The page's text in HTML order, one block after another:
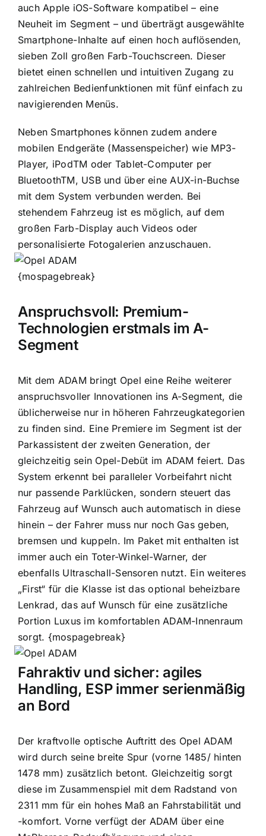
auch Apple iOS-Software kompatibel – eine
Neuheit im Segment – und überträgt ausgewählte
Smartphone-Inhalte auf einen hoch auflösenden,
sieben Zoll großen Farb-Touchscreen. Dieser
bietet einen schnellen und intuitiven Zugang zu
zahlreichen Bedienfunktionen mit fünf einfach zu
navigierenden Menüs.
Neben Smartphones können zudem andere
mobilen Endgeräte (Massenspeicher) wie MP3-
Player, iPodTM oder Tablet-Computer per
BluetoothTM, USB und über eine AUX-in-Buchse
mit dem System verbunden werden. Bei
stehendem Fahrzeug ist es möglich, auf dem
großen Farb-Display auch Videos oder
personalisierte Fotogalerien anzuschauen.
{mospagebreak}
Anspruchsvoll: Premium-
Technologien erstmals im A-
Segment
Mit dem ADAM bringt Opel eine Reihe weiterer
anspruchsvoller Innovationen ins A-Segment, die
üblicherweise nur in höheren Fahrzeugkategorien
zu finden sind. Eine Premiere im Segment ist der
Parkassistent der zweiten Generation, der
gleichzeitig sein Opel-Debüt im ADAM feiert. Das
System erkennt bei paralleler Vorbeifahrt nicht
nur passende Parklücken, sondern steuert das
Fahrzeug auf Wunsch auch automatisch in diese
hinein – der Fahrer muss nur noch Gas geben,
bremsen und kuppeln. Im Paket mit enthalten ist
immer auch ein Toter-Winkel-Warner, der
ebenfalls Ultraschall-Sensoren nutzt. Ein weiteres
„First“ für die Klasse ist das optional beheizbare
Lenkrad, das auf Wunsch für eine zusätzliche
Portion Luxus im komfortablen ADAM-Innenraum
sorgt. {mospagebreak}
Fahraktiv und sicher: agiles
Handling, ESP immer serienmäßig
an Bord
Der kraftvolle optische Auftritt des Opel ADAM
wird durch seine breite Spur (vorne 1485/ hinten
1478 mm) zusätzlich betont. Gleichzeitig sorgt
diese im Zusammenspiel mit dem Radstand von
2311 mm für ein hohes Maß an Fahrstabilität und
-komfort. Vorne verfügt der ADAM über eine